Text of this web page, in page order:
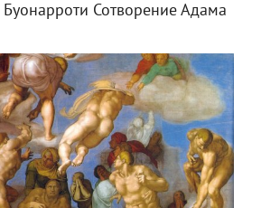
Сотворение Адама